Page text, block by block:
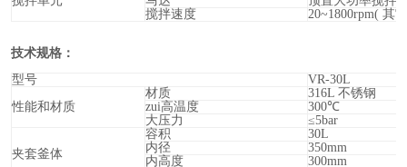
搅拌速度
20~1800rpm( 其
技术规格：
型号
VR-30L
性能和材质
材质 316L 不锈钢
zui高温度
300℃
大压力
≤5bar
夹套釜体
容积
30L
内径
350mm
内高度
300mm